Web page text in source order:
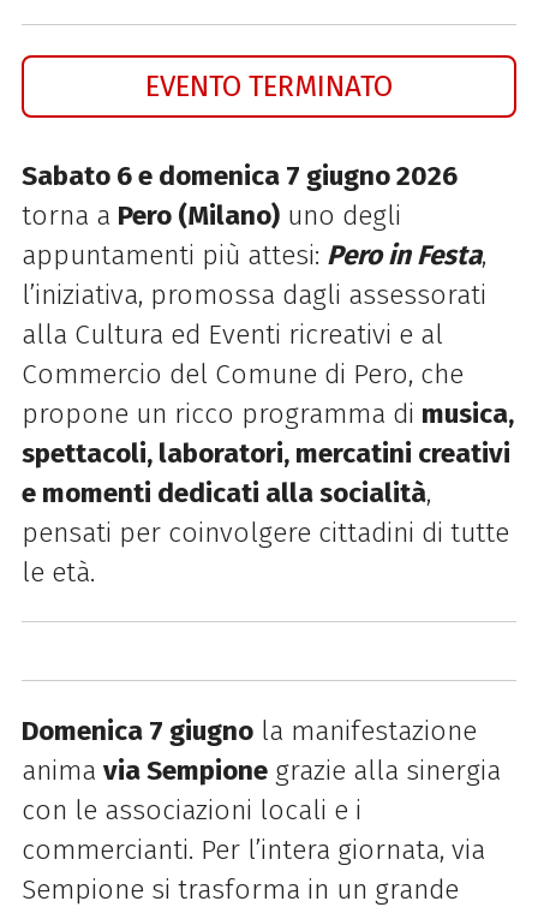
EVENTO TERMINATO
Sabato 6 e domenica 7 giugno 2026
torna a Pero (Milano)uno degli
appuntamenti più attesi: Pero in Festa,
l’iniziativa, promossa dagli assessorati
alla Cultura ed Eventi ricreativi e al
Commercio del Comune di Pero, che
propone un ricco programma di musica,
spettacoli, laboratori, mercatini creativi
e momenti dedicati alla socialità,
pensati per coinvolgere cittadini di tutte
le età.
Domenica 7 giugnola manifestazione
anima via Sempionegrazie alla sinergia
con le associazioni locali e i
commercianti. Per l’intera giornata, via
Sempione si trasforma in un grande